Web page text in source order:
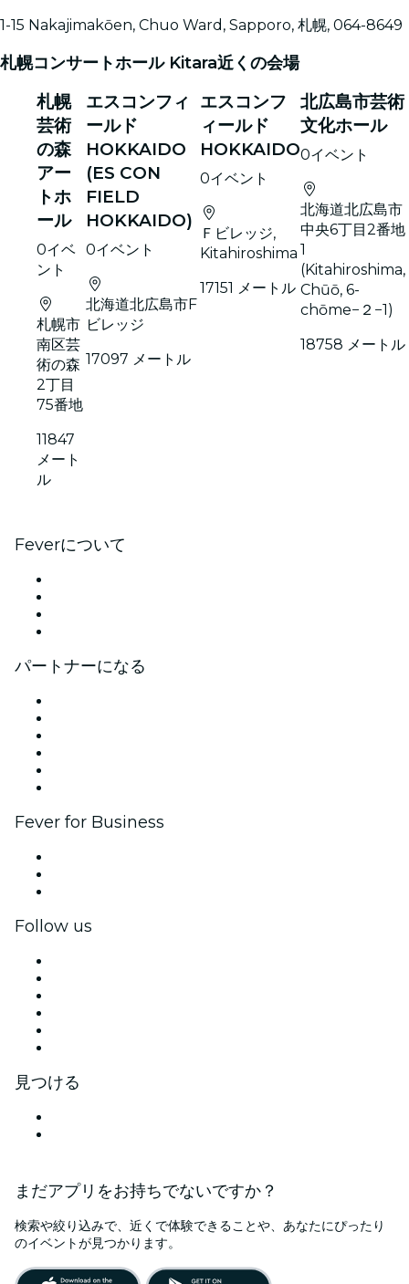
1-15 Nakajimakōen, Chuo Ward, Sapporo, 札幌, 064-8649
札幌コンサートホール Kitara近くの会場
札幌
芸術
の森
アー
トホ
ール
0イベ
ント
札幌市
南区芸
術の森
2丁目
75番地
11847
メート
ル
エスコンフィ
ールド
HOKKAIDO
(ES CON
FIELD
HOKKAIDO)
0イベント
北海道北広島市F
ビレッジ
17097 メートル
エスコンフ
ィールド
HOKKAIDO
0イベント
Ｆビレッジ,
Kitahiroshima
17151 メートル
北広島市芸術
文化ホール
0イベント
北海道北広島市
中央6丁目2番地
1
(Kitahiroshima,
Chūō, 6-
chōme−２−1)
18758 メートル
Feverについて
パートナーになる
Fever for Business
Follow us
見つける
まだアプリをお持ちでないですか？
検索や絞り込みで、近くで体験できることや、あなたにぴったり
のイベントが見つかります。